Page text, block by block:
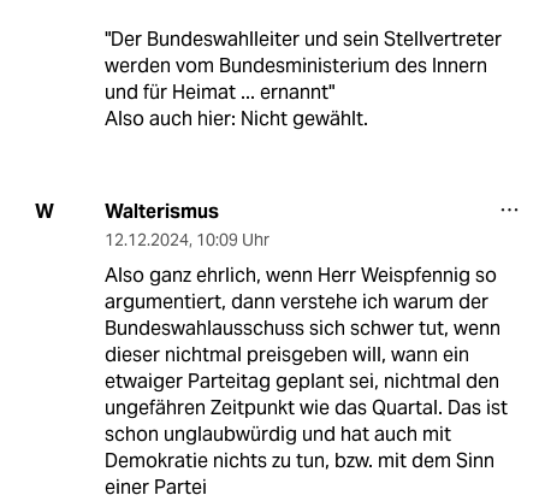
"Der Bundeswahlleiter und sein Stellvertreter
werden vom Bundesministerium des Innern
und für Heimat ... ernannt"
Also auch hier: Nicht gewählt.
W Walterismus
12.12.2024, 10:09 Uhr
Also ganz ehrlich, wenn Herr Weispfennig so
argumentiert, dann verstehe ich warum der
Bundeswahlausschuss sich schwer tut, wenn
dieser nichtmal preisgeben will, wann ein
etwaiger Parteitag geplant sei, nichtmal den
ungefähren Zeitpunkt wie das Quartal. Das ist
schon unglaubwürdig und hat auch mit
Demokratie nichts zu tun, bzw. mit dem Sinn
einer Partei